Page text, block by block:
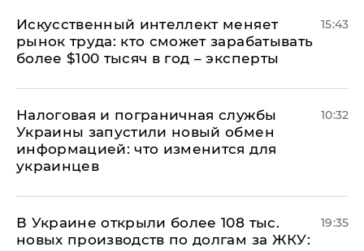
Искусственный интеллект меняет
рынок труда: кто сможет зарабатывать
более $100 тысяч в год – эксперты
15:43
Налоговая и пограничная службы
Украины запустили новый обмен
информацией: что изменится для
украинцев
10:32
В Украине открыли более 108 тыс.
новых производств по долгам за ЖКУ:
19:35